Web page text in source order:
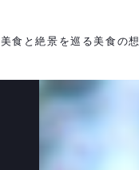
美食と絶景を巡る美食の